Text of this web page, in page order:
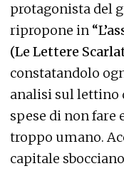
protagonista del
ripropone in
(Le Lettere
constatandolo
analisi sul lettino
spese di non fare
troppo umano.
capitale